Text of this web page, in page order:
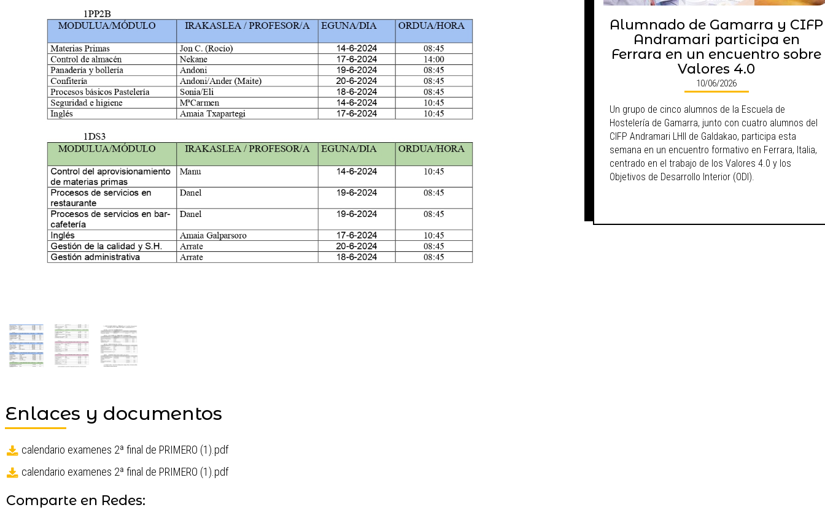
Enlaces y documentos
calendario examenes 2ª final de PRIMERO (1).pdf
calendario examenes 2ª final de PRIMERO (1).pdf
Comparte en Redes:
Alumnado de Gamarra y CIFP
Andramari participa en
Ferrara en un encuentro sobre
Valores 4.0
10/06/2026
Un grupo de cinco alumnos de la Escuela de
Hostelería de Gamarra, junto con cuatro alumnos del
CIFP Andramari LHII de Galdakao, participa esta
semana en un encuentro formativo en Ferrara, Italia,
centrado en el trabajo de los Valores 4.0 y los
Objetivos de Desarrollo Interior (ODI).